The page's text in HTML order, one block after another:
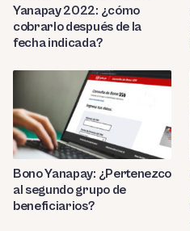
Yanapay 2022: ¿cómo
cobrarlo después de la
fecha indicada?
Bono Yanapay: ¿Pertenezco
al segundo grupo de
beneficiarios?